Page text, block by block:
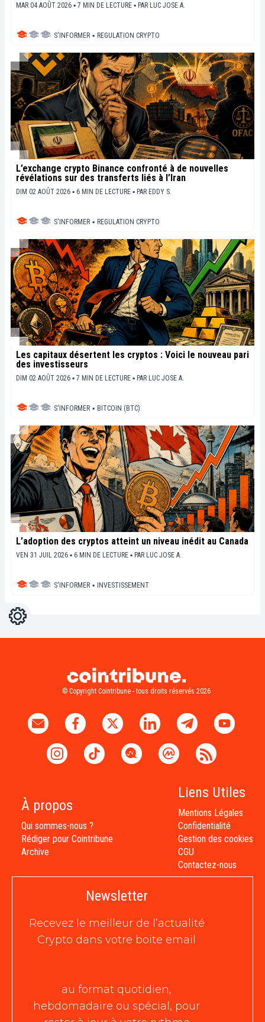
MAR 04 AOÛT 2026 ▪ 7 MIN DE LECTURE ▪ PAR LUC JOSE A.
S'INFORMER ▪ REGULATION CRYPTO
L’exchange crypto Binance confronté à de nouvelles
révélations sur des transferts liés à l’Iran
DIM 02 AOÛT 2026 ▪ 6 MIN DE LECTURE ▪ PAR EDDY S.
S'INFORMER ▪ REGULATION CRYPTO
Les capitaux désertent les cryptos : Voici le nouveau pari
des investisseurs
DIM 02 AOÛT 2026 ▪ 7 MIN DE LECTURE ▪ PAR LUC JOSE A.
S'INFORMER ▪ BITCOIN (BTC)
L’adoption des cryptos atteint un niveau inédit au Canada
VEN 31 JUIL 2026 ▪ 6 MIN DE LECTURE ▪ PAR LUC JOSE A.
S'INFORMER ▪ INVESTISSEMENT
Réglages
© Copyright Cointribune - tous droits réservés 2026
À propos
Qui sommes-nous ?
Rédiger pour Cointribune
Archive
Liens Utiles
Mentions Légales
Confidentialité
Gestion des cookies
CGU
Contactez-nous
Newsletter
Recevez le meilleur de l’actualité
Crypto dans votre boite email
au format quotidien,
hebdomadaire ou spécial, pour